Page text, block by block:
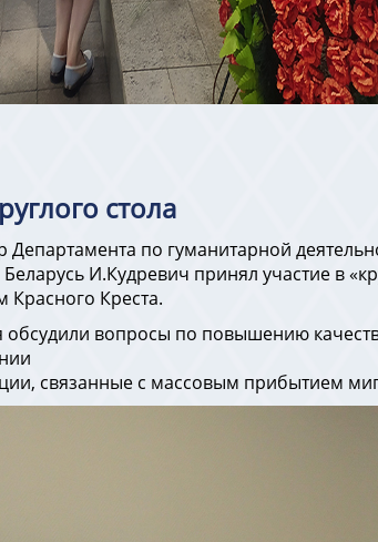
стола
Департамента по гуманитарной
И.Кудревич принял участие в
Креста.
вопросы по повышению
связанные с массовым прибытием